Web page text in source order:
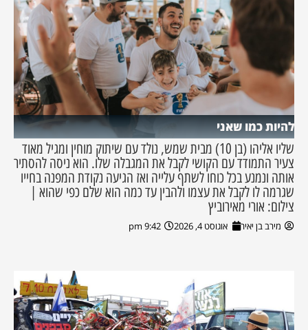
להיות כמו שאני
שליו אליהו (בן 10) מבית שמש, נולד עם שיתוק מוחין ומגיל מאוד
צעיר התמודד עם הקושי לקבל את המגבלה שלו. הוא ניסה להסתיר
אותה ונמנע בכל כוחו לשתף עלייה ואז הגיעה נקודת המפנה בחייו
שגרמה לו לקבל את עצמו ולהבין עד כמה הוא שלם כפי שהוא |
צילום: אורי מאירוביץ
מירב בן יאיר אוגוסט 4, 2026 9:42 pm